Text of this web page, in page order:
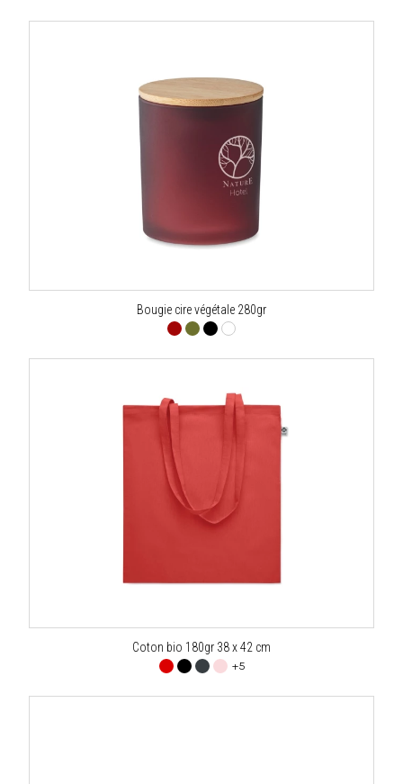
Bougie cire végétale 280gr
Coton bio 180gr 38 x 42 cm
+5